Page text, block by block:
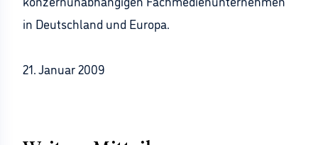
in Deutschland und Europa.
21. Januar 2009